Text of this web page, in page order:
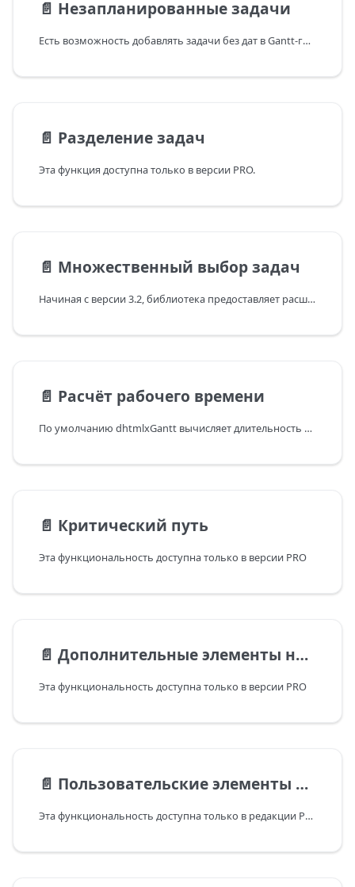
📄️ Незапланированные задачи
Есть возможность добавлять задачи без дат в Gantt-график.
📄️ Разделение задач
Эта функция доступна только в версии PRO.
📄️ Множественный выбор задач
Начиная с версии 3.2, библиотека предоставляет расширение multiselect, которое позволяет выбрать несколько задач одновременно.
📄️ Расчёт рабочего времени
По умолчанию dhtmlxGantt вычисляет длительность задач в календарном времени. Предполагается, что итоговая длительность задач может включать выходные и праздники.
📄️ Критический путь
Эта функциональность доступна только в версии PRO
📄️ Дополнительные элементы на временной шкале
Эта функциональность доступна только в версии PRO
📄️ Пользовательские элементы в области временной шкалы
Эта функциональность доступна только в редакции PRO